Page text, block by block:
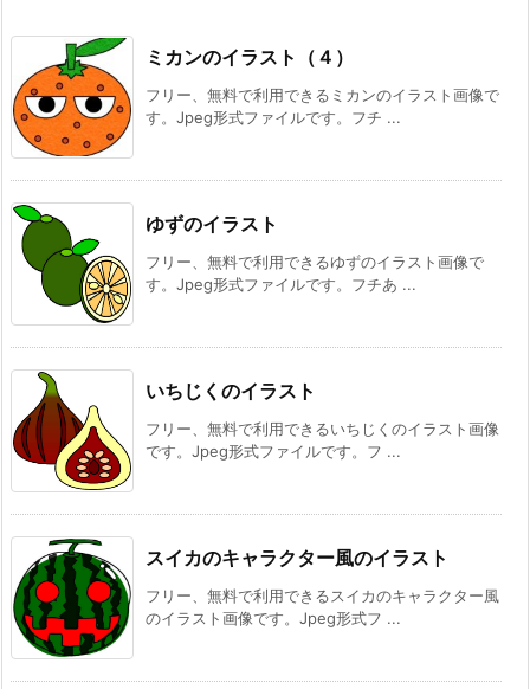
ミカンのイラスト（４）
フリー、無料で利用できるミカンのイラスト画像で
す。Jpeg形式ファイルです。フチ ...
ゆずのイラスト
フリー、無料で利用できるゆずのイラスト画像で
す。Jpeg形式ファイルです。フチあ ...
いちじくのイラスト
フリー、無料で利用できるいちじくのイラスト画像
です。Jpeg形式ファイルです。フ ...
スイカのキャラクター風のイラスト
フリー、無料で利用できるスイカのキャラクター風
のイラスト画像です。Jpeg形式フ ...